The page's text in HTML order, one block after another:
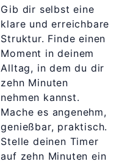
Gib dir selbst eine
klare und erreichbare
Struktur. Finde einen
Moment in deinem
Alltag, in dem du dir
zehn Minuten
nehmen kannst.
Mache es angenehm,
genießbar, praktisch.
Stelle deinen Timer
auf zehn Minuten ein